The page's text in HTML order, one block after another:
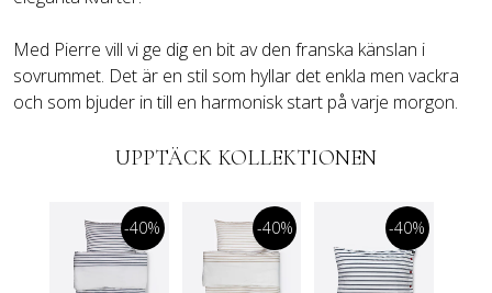
Med Pierre vill vi ge dig en bit av den franska känslan i
sovrummet. Det är en stil som hyllar det enkla men vackra
och som bjuder in till en harmonisk start på varje morgon.
UPPTÄCK KOLLEKTIONEN
-40% -40% -40%